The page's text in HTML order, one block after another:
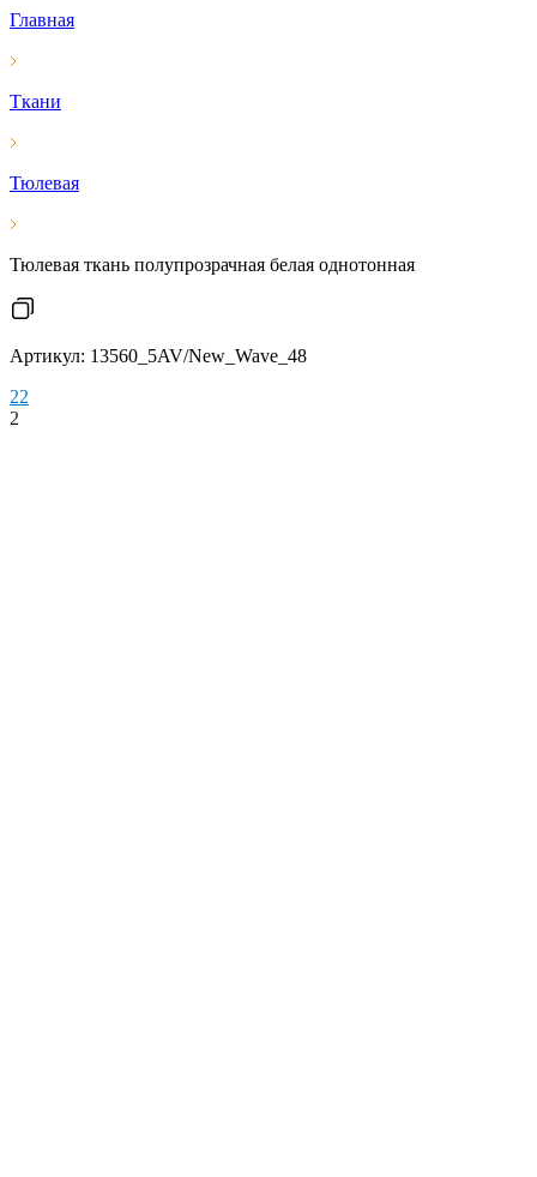
Главная
Ткани
Тюлевая
Тюлевая ткань полупрозрачная белая однотонная
Артикул: 13560_5AV/New_Wave_48
22
2